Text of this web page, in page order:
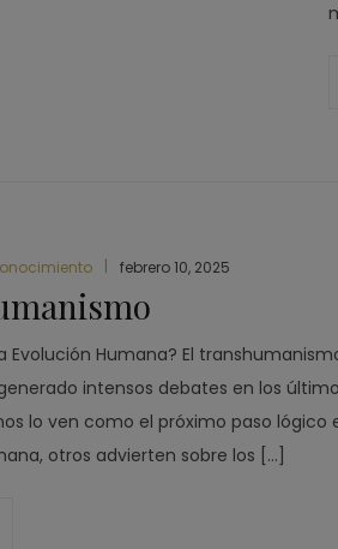
febrero 10, 2025
Evolución Humana? El
intensos debates en los
lo ven como el próximo paso lógico
otros advierten sobre los […]